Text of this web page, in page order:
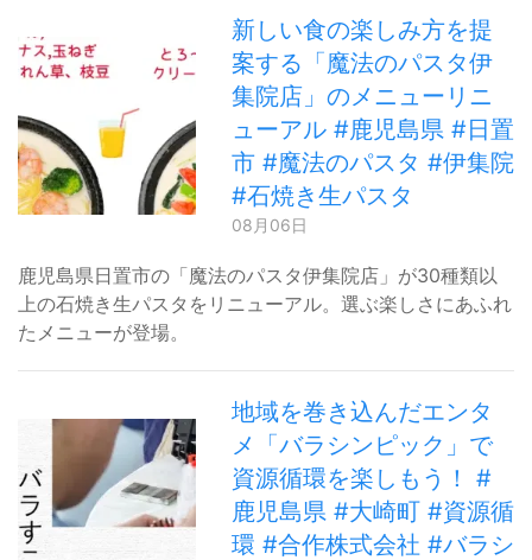
新しい食の楽しみ方を提
案する「魔法のパスタ伊
集院店」のメニューリニ
ューアル #鹿児島県 #日置
市 #魔法のパスタ #伊集院
#石焼き生パスタ
08月06日
鹿児島県日置市の「魔法のパスタ伊集院店」が30種類以
上の石焼き生パスタをリニューアル。選ぶ楽しさにあふれ
たメニューが登場。
地域を巻き込んだエンタ
メ「バラシンピック」で
資源循環を楽しもう！ #
鹿児島県 #大崎町 #資源循
環 #合作株式会社 #バラシ